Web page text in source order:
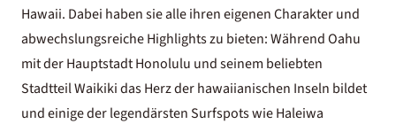
Hawaii. Dabei haben sie alle ihren eigenen Charakter und
abwechslungsreiche Highlights zu bieten: Während Oahu
mit der Hauptstadt Honolulu und seinem beliebten
Stadtteil Waikiki das Herz der hawaiianischen Inseln bildet
und einige der legendärsten Surfspots wie Haleiwa